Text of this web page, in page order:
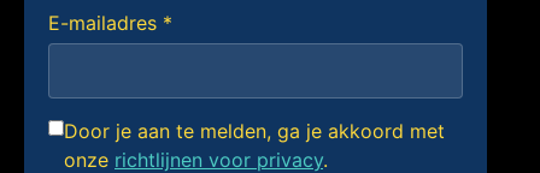
E-mailadres *
Door je aan te melden, ga je akkoord met
onze richtlijnen voor privacy.